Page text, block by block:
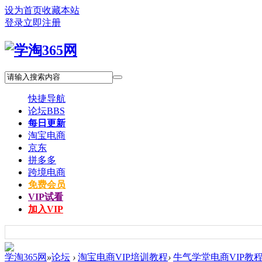
设为首页收藏本站
登录立即注册
快捷导航
论坛BBS
每日更新
淘宝电商
京东
拼多多
跨境电商
免费会员
VIP试看
加入VIP
学淘365网 »论坛 › 淘宝电商VIP培训教程› 牛气学堂电商VIP教